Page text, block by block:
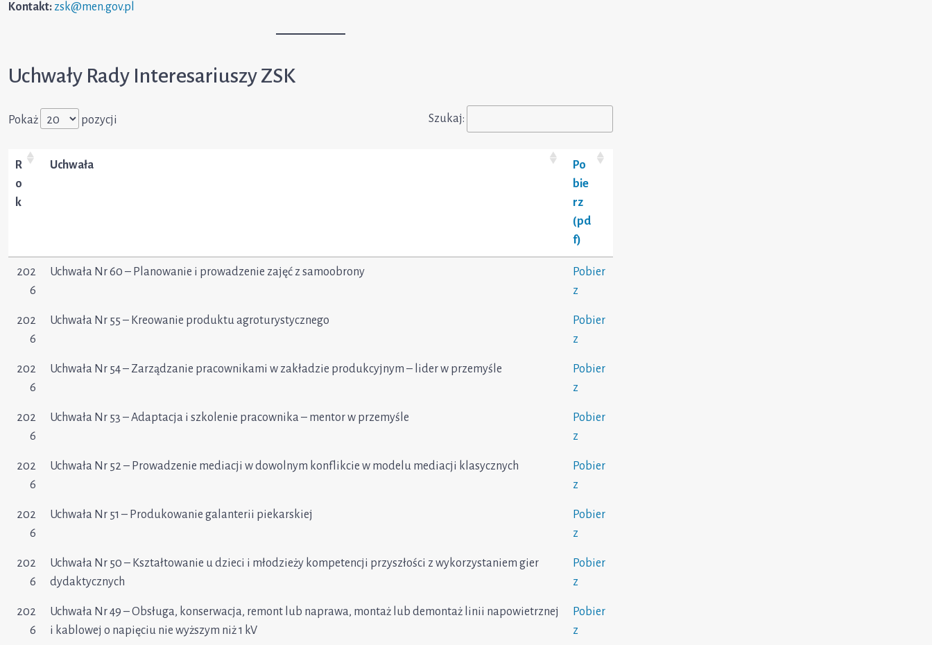
Kontakt: zsk@men.gov.pl
Uchwały Rady Interesariuszy ZSK
Pokaż pozycji Szukaj:
R
o
k
Uchwała
Po
bie
rz
(pd
f)
202
6
Uchwała Nr 60 – Planowanie i prowadzenie zajęć z samoobrony
Pobier
z
202
6
Uchwała Nr 55 – Kreowanie produktu agroturystycznego
Pobier
z
202
6
Uchwała Nr 54 – Zarządzanie pracownikami w zakładzie produkcyjnym – lider w przemyśle
Pobier
z
202
6
Uchwała Nr 53 – Adaptacja i szkolenie pracownika – mentor w przemyśle
Pobier
z
202
6
Uchwała Nr 52 – Prowadzenie mediacji w dowolnym konflikcie w modelu mediacji klasycznych
Pobier
z
202
6
Uchwała Nr 51 – Produkowanie galanterii piekarskiej
Pobier
z
202
6
Uchwała Nr 50 – Kształtowanie u dzieci i młodzieży kompetencji przyszłości z wykorzystaniem gier
dydaktycznych
Pobier
z
202
6
Uchwała Nr 49 – Obsługa, konserwacja, remont lub naprawa, montaż lub demontaż linii napowietrznej
i kablowej o napięciu nie wyższym niż 1 kV
Pobier
z